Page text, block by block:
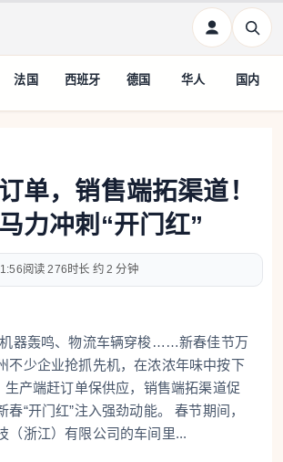
法国 西班牙 德国 华人 国内
单，销售端拓渠道！
力冲刺“开门红”
276 约 2 分钟
器轰鸣、物流车辆穿梭……新春佳节万
不少企业抢抓先机，在浓浓年味中按下
生产端赶订单保供应，销售端拓渠道促
春“开门红”注入强劲动能。 春节期间，
（浙江）有限公司的车间里...